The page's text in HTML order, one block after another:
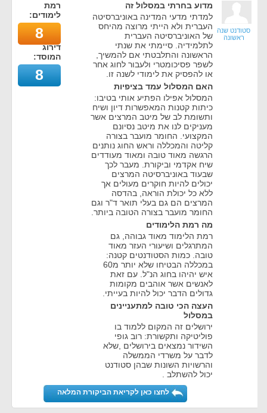
סטודנט שנה
ראשונה
מדוע בחרתי במסלול זה
למדתי מדעי המדינה באוניברסיטה
העברית ולא הייתי מרוצה מהיחס
של האוניברסיטה העברית
לתלמידיה. סיימתי את שנתי
הראשונה והתלבטתי אם להמשיך,
לשפר פסיכומטרי ולעבור לחוג אחר
או להפסיק את לימודי לשנה זו.
האם המסלול עמד בציפיות
המסלול אפילו הפתיע אותי בטיבו:
כיתות קטנות המאפשרות דיון ושיח
ותשומת לב של מיטב המרצים אשר
מעניקים לנו את מיטב נסיונם
המקצועי. החומר מועבר בצורה
קליטה והמכללה וראש החוג נותנים
הרגשה מאוד טובה ומאוד מעודדים
שיח אקדמי וביקורת. מעבר לכך
שבעוד באוניברסיטה המרצים
יכולים להיות חוקרים מעולים אך
ללא כל יכולת הוראה, בהדסה
המרצים הם גם בעלי תואר ד"ר וגם
החומר מועבר בצורה הטובה ביותר.
מה רמת הלימודים
רמת הלימוד מאוד גבוהה, גם
המתרגלים ושיעורי העזר מאוד
טובה. כמות הסטודנטים קטנה:
במכללה הבטיחו שלא יותר מ60
איש יהיהו בחוג הנ"ל. עם זאת
לאנשים אשר אוהבים מקומות
גדולים הדבר יכול להיות בעייתי.
העצה הכי טובה למתעניינים
במסלול
ירושלים זה המקום ללמוד בו
פוליטיקה ותקשורת: רוב גופי
השידור נמצאים בירושלים ,שלא
לדבר על משרדי הממשלה
והרשויות השונות שבהן סטודנט
יכול להשתלב .
רמת
לימודים:
8
דירוג
המוסד:
8
לחצו כאן לקריאת הביקורת המלאה